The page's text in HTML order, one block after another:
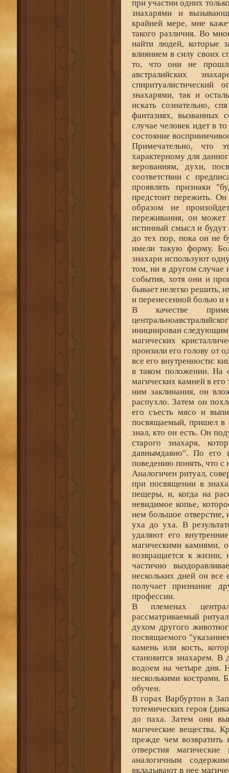
при участии одних
знахарями и
крайней мере, мне
такого различия. Во
найти людей, которые
влиянием в силу своих
то, что они не
австралийских
спиритуалистический
знахарями, так и
искать сознательно,
фантазиях, вызванных
случае человек идет в
состояние
Примечательно, что
характерному для
верованиям, духи,
соответствии с
проявлять признаки
предстоит пережить.
образом не
переживания, он может
истинный смысл и
до тех пор, пока он не
имели такую форму.
знахари используют
том, ни в другом
события, хотя они и
бывает нелегко решить,
и перенесенной болью и
В качестве
инициирован следующим
магических
пронзили его голову от
все его внутренности:
в таком положении. На
магических камней в
ним заклинания, он
распухло. Затем он
его съесть мясо и
посвящаемый, пришел в
знал, кто он есть. Он
старого знахаря,
давнымдавно". По его
поведению понять, что
Аналогичен ритуал,
при посвящении в
пещеры, и, когда на
невидимое копье,
нем большое отверстие,
уха до уха. В
удаляют его
магическими камнями,
возвращается к жизни,
частично
нескольких дней он все
получает признание
профессии.
В племенах
рассматриваемый
духом другого
посвящаемого
камень или кость,
становится знахарем. В
водоем на четыре дня.
несколькими кострами.
обучен.
В горах Варбуртон в
тотемических героя
до паха. Затем они
магические вещества.
прежде чем
отверстия
аналогичным
вкладывают в нее